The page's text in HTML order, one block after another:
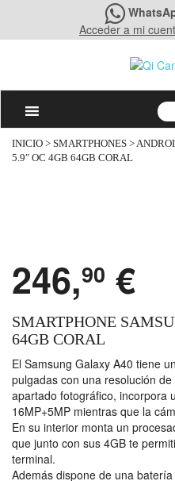
Acceder a mi
INICIO > SMARTPHONES >
5.9″ OC 4GB 64GB CORAL
246,90 €
SMARTPHONE
64GB CORAL
El Samsung Galaxy A40 tiene
pulgadas con una resolución
apartado fotográfico, incorpora
16MP+5MP mientras que la
En su interior monta un
que junto con sus 4GB te
terminal.
Además dispone de una